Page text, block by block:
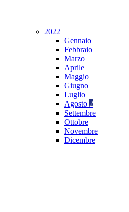
2022
Gennaio
Febbraio
Marzo
Aprile
Maggio
Giugno
Luglio
Agosto 2
Settembre
Ottobre
Novembre
Dicembre